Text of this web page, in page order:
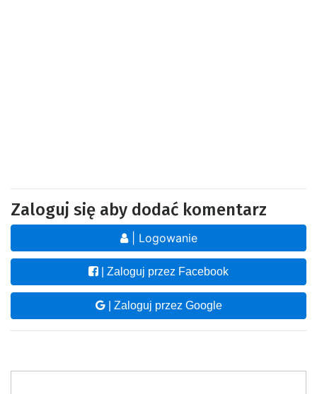
Zaloguj się aby dodać komentarz
| Logowanie
| Zaloguj przez Facebook
| Zaloguj przez Google